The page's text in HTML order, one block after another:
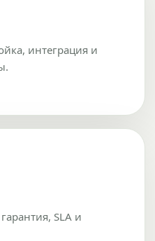
интеграция и
SLA и